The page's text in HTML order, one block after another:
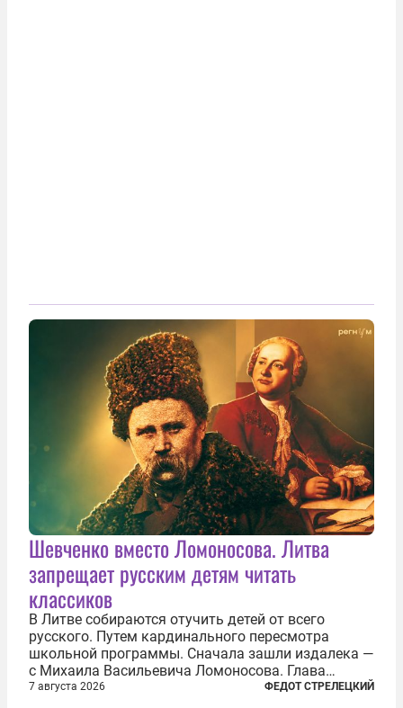
Шевченко вместо Ломоносова. Литва
запрещает русским детям читать
классиков
В Литве собираются отучить детей от всего
русского. Путем кардинального пересмотра
школьной программы. Сначала зашли издалека —
с Михаила Васильевича Ломоносова. Глава
правительства Литвы Миндаугас Синкявичюс
7 августа 2026 ФЕДОТ СТРЕЛЕЦКИЙ